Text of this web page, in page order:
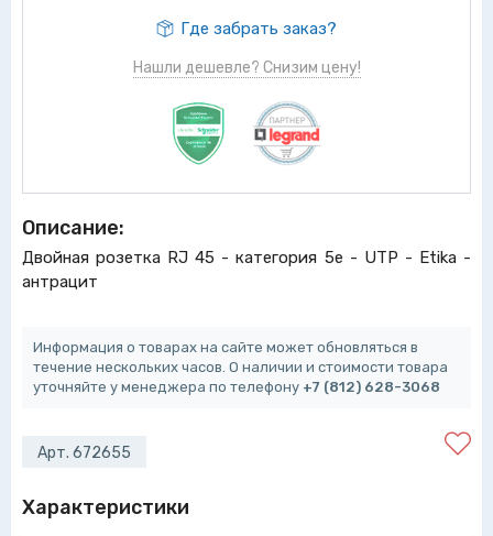
Где забрать заказ?
Нашли дешевле? Снизим цену!
Описание:
Двойная розетка RJ 45 - категория 5е - UTP - Etika -
антрацит
Информация о товарах на сайте может обновляться в
течение нескольких часов. О наличии и стоимости товара
уточняйте у менеджера по телефону +7 (812) 628-3068
Арт. 672655
Характеристики